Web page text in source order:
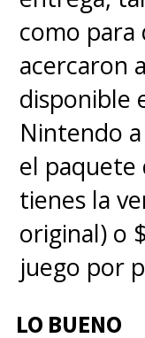
Lo mejor
explotó
la
retorno a
fórmulas
pueden
moderno
como para
acercaron
disponible
Nintendo
el paquete
tienes la
original) o
juego por
LO BUENO